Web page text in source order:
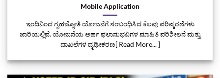
Mobile Application
ಇಂದಿನಿಂದ ಗೃಹಜ್ಯೋತಿ ಯೋಜನೆಗೆ ಸಂಬಂಧಿಸಿದ ಕೆಲವು ಪರಿಷ್ಕರಣೆಗಳು
ಜಾರಿಯಲ್ಲಿವೆ. ಯೋಜನೆಯ ಅರ್ಹ ಫಲಾನುಭವಿಗಳ ಮಾಹಿತಿ ಪರಿಶೀಲನೆ ಮತ್ತು
ದಾಖಲೆಗಳ ದೃಢೀಕರಣ[ Read More... ]